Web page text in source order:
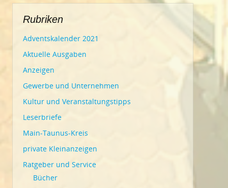
Rubriken
Adventskalender 2021
Aktuelle Ausgaben
Anzeigen
Gewerbe und Unternehmen
Kultur und Veranstaltungstipps
Leserbriefe
Main-Taunus-Kreis
private Kleinanzeigen
Ratgeber und Service
Bücher